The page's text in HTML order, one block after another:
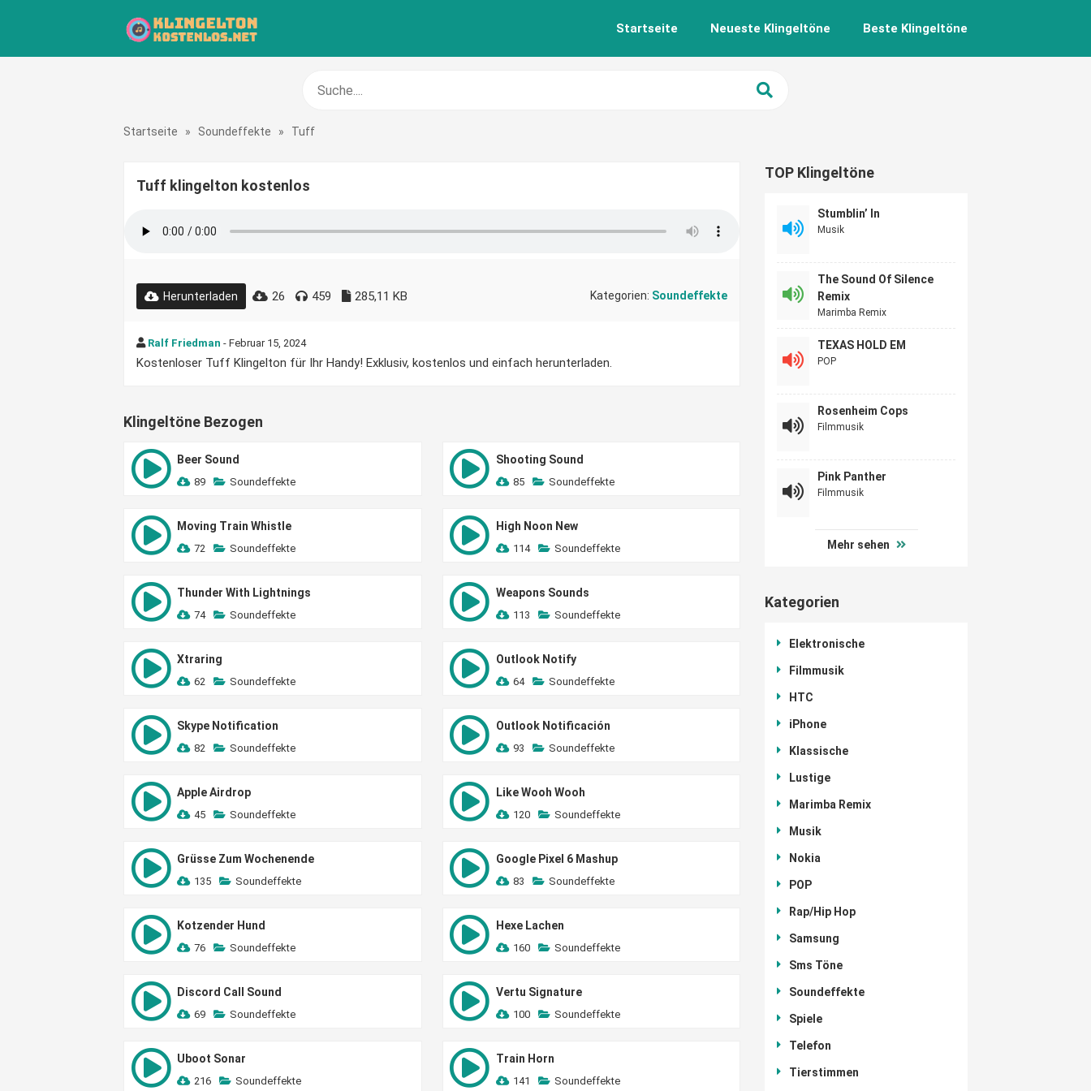
Startseite Neueste Klingeltöne Beste Klingeltöne
Startseite » Soundeffekte » Tuff
Tuff klingelton kostenlos
Herunterladen 26 459 285,11 KB Kategorien: Soundeffekte
Ralf Friedman - Februar 15, 2024
Kostenloser Tuff Klingelton für Ihr Handy! Exklusiv, kostenlos und einfach herunterladen.
Klingeltöne Bezogen
Beer Sound
89 Soundeffekte
Shooting Sound
85 Soundeffekte
Moving Train Whistle
72 Soundeffekte
High Noon New
114 Soundeffekte
Thunder With Lightnings
74 Soundeffekte
Weapons Sounds
113 Soundeffekte
Xtraring
62 Soundeffekte
Outlook Notify
64 Soundeffekte
Skype Notification
82 Soundeffekte
Outlook Notificación
93 Soundeffekte
Apple Airdrop
45 Soundeffekte
Like Wooh Wooh
120 Soundeffekte
Grüsse Zum Wochenende
135 Soundeffekte
Google Pixel 6 Mashup
83 Soundeffekte
Kotzender Hund
76 Soundeffekte
Hexe Lachen
160 Soundeffekte
Discord Call Sound
69 Soundeffekte
Vertu Signature
100 Soundeffekte
Uboot Sonar
216 Soundeffekte
Train Horn
141 Soundeffekte
TOP Klingeltöne
Stumblin’ In
Musik
The Sound Of Silence
Remix
Marimba Remix
TEXAS HOLD EM
POP
Rosenheim Cops
Filmmusik
Pink Panther
Filmmusik
Mehr sehen
Kategorien
Elektronische
Filmmusik
HTC
iPhone
Klassische
Lustige
Marimba Remix
Musik
Nokia
POP
Rap/Hip Hop
Samsung
Sms Töne
Soundeffekte
Spiele
Telefon
Tierstimmen